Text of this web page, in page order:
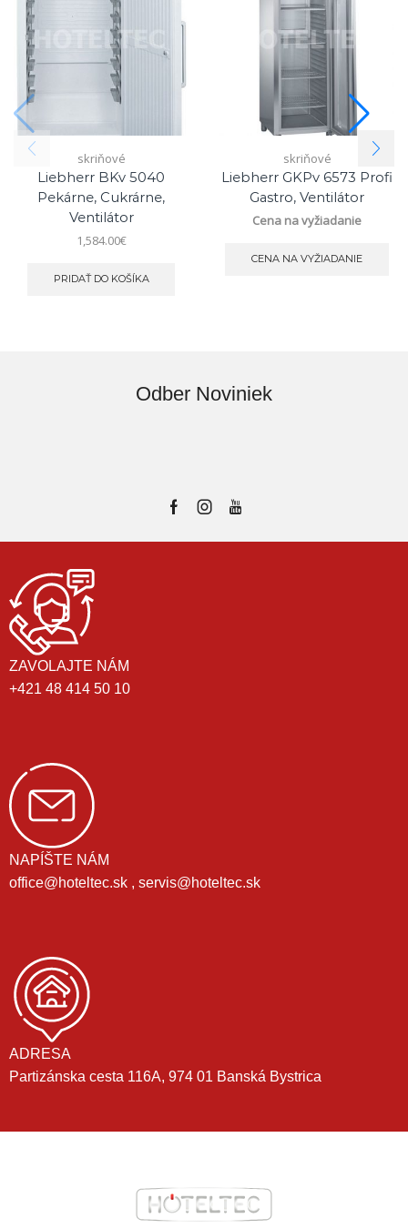
skriňové
Liebherr BKv 5040
Pekárne, Cukrárne,
Ventilátor
1,584.00€
PRIDAŤ DO KOŠÍKA
skriňové
Liebherr GKPv 6573 Profi
Gastro, Ventilátor
Cena na vyžiadanie
CENA NA VYŽIADANIE
Odber Noviniek
ZAVOLAJTE NÁM
+421 48 414 50 10
NAPÍŠTE NÁM
office@hoteltec.sk , servis@hoteltec.sk
ADRESA
Partizánska cesta 116A, 974 01 Banská Bystrica